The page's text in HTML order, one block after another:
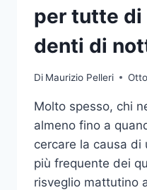
per tutte di
denti di
Di Maurizio Pelleri
Molto spesso, chi
almeno fino a
cercare la causa di
più frequente dei
risveglio mattutino